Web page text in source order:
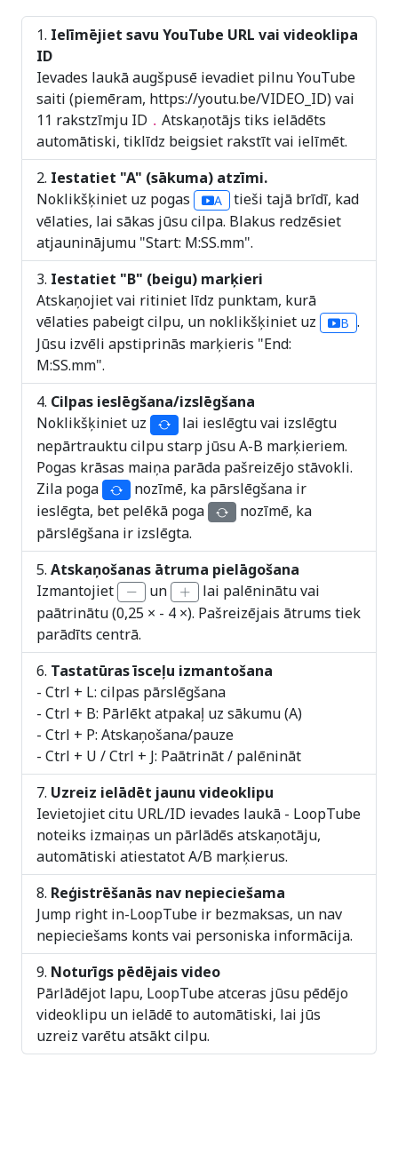
Ielīmējiet savu YouTube URL vai videoklipa
ID
Ievades laukā augšpusē ievadiet pilnu YouTube
saiti (piemēram, https://youtu.be/VIDEO_ID) vai
11 rakstzīmju ID . Atskaņotājs tiks ielādēts
automātiski, tiklīdz beigsiet rakstīt vai ielīmēt.
Iestatiet "A" (sākuma) atzīmi.
Noklikšķiniet uz pogas
A
tieši tajā brīdī, kad
vēlaties, lai sākas jūsu cilpa. Blakus redzēsiet
atjauninājumu "Start: M:SS.mm".
Iestatiet "B" (beigu) marķieri
Atskaņojiet vai ritiniet līdz punktam, kurā
vēlaties pabeigt cilpu, un noklikšķiniet uz
B .
Jūsu izvēli apstiprinās marķieris "End:
M:SS.mm".
Cilpas ieslēgšana/izslēgšana
Noklikšķiniet uz
lai ieslēgtu vai izslēgtu
nepārtrauktu cilpu starp jūsu A-B marķieriem.
Pogas krāsas maiņa parāda pašreizējo stāvokli.
Zila poga
nozīmē, ka pārslēgšana ir
ieslēgta, bet pelēkā poga
nozīmē, ka
pārslēgšana ir izslēgta.
Atskaņošanas ātruma pielāgošana
Izmantojiet
un
lai palēninātu vai
paātrinātu (0,25 × - 4 ×). Pašreizējais ātrums tiek
parādīts centrā.
Tastatūras īsceļu izmantošana
- Ctrl + L: cilpas pārslēgšana
- Ctrl + B: Pārlēkt atpakaļ uz sākumu (A)
- Ctrl + P: Atskaņošana/pauze
- Ctrl + U / Ctrl + J: Paātrināt / palēnināt
Uzreiz ielādēt jaunu videoklipu
Ievietojiet citu URL/ID ievades laukā - LoopTube
noteiks izmaiņas un pārlādēs atskaņotāju,
automātiski atiestatot A/B marķierus.
Reģistrēšanās nav nepieciešama
Jump right in-LoopTube ir bezmaksas, un nav
nepieciešams konts vai personiska informācija.
Noturīgs pēdējais video
Pārlādējot lapu, LoopTube atceras jūsu pēdējo
videoklipu un ielādē to automātiski, lai jūs
uzreiz varētu atsākt cilpu.